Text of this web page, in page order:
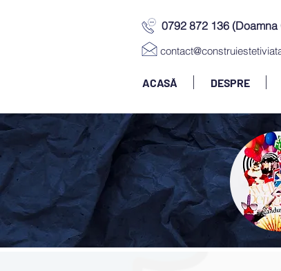
ACASĂ DESPRE
0792 872 136 (Doamna